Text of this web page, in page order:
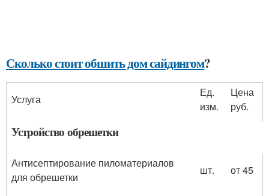
Сколько стоит обшить дом сайдингом?
Услуга
Ед.
изм.
Цена
руб.
Устройство обрешетки
Антисептирование пиломатериалов
для обрешетки
шт. от 45